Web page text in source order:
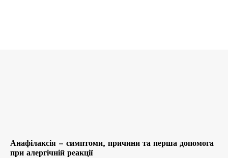
Анафілаксія – симптоми, причини та перша допомога
при алергічній реакції